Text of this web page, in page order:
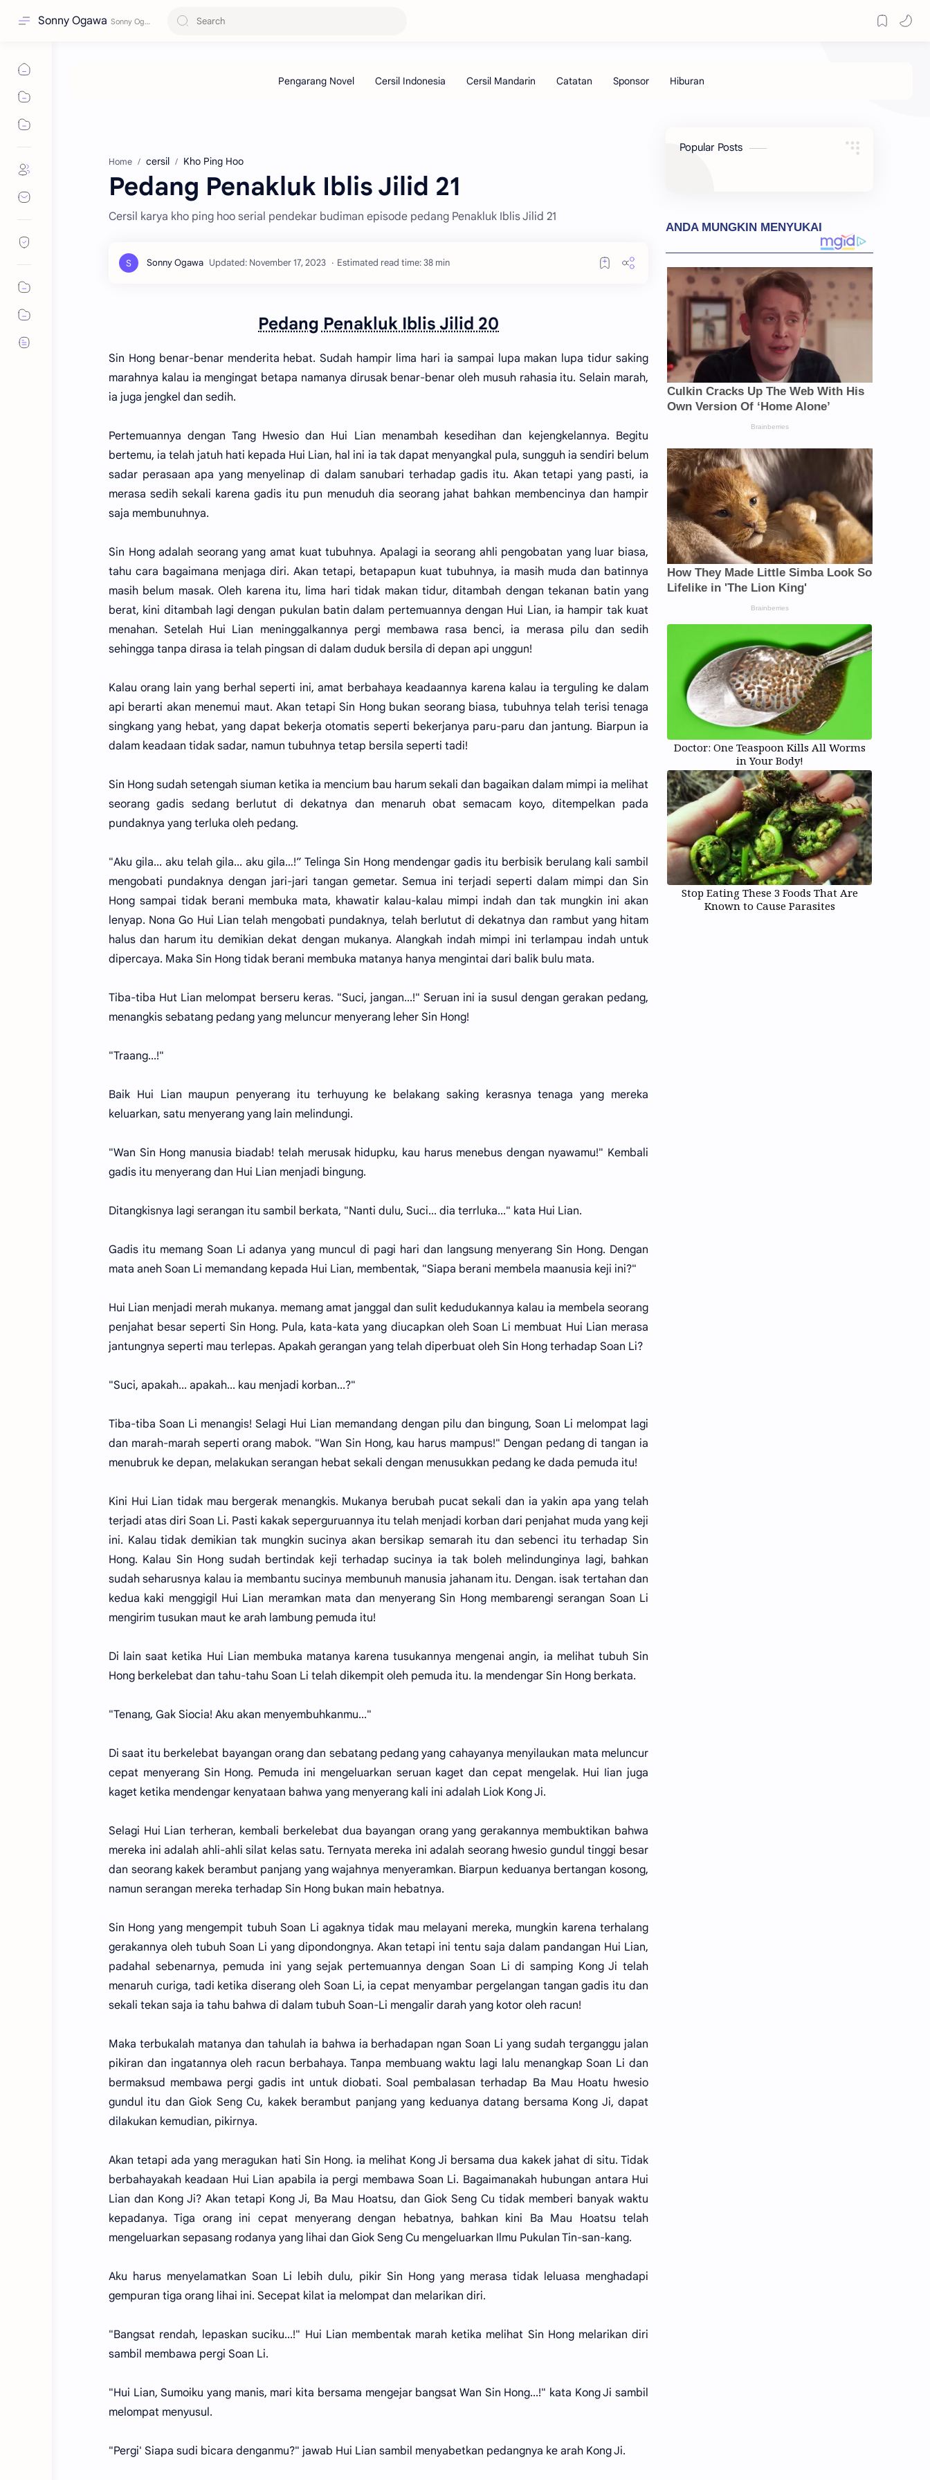
Sonny Ogawa
Home cersil Kho Ping Hoo
Pedang Penakluk Iblis Jilid 21
Cersil karya kho ping hoo serial pendekar budiman episode pedang Penakluk Iblis Jilid 21
Estimated read time: 38 min
Pedang Penakluk Iblis Jilid 20
Sin Hong benar-benar menderita hebat. Sudah hampir lima hari ia sampai lupa makan lupa tidur saking
marahnya kalau ia mengingat betapa namanya dirusak benar-benar oleh musuh rahasia itu. Selain marah,
ia juga jengkel dan sedih.
Pertemuannya dengan Tang Hwesio dan Hui Lian menambah kesedihan dan kejengkelannya. Begitu
bertemu, ia telah jatuh hati kepada Hui Lian, hal ini ia tak dapat menyangkal pula, sungguh ia sendiri belum
sadar perasaan apa yang menyelinap di dalam sanubari terhadap gadis itu. Akan tetapi yang pasti, ia
merasa sedih sekali karena gadis itu pun menuduh dia seorang jahat bahkan membencinya dan hampir
saja membunuhnya.
Sin Hong adalah seorang yang amat kuat tubuhnya. Apalagi ia seorang ahli pengobatan yang luar biasa,
tahu cara bagaimana menjaga diri. Akan tetapi, betapapun kuat tubuhnya, ia masih muda dan batinnya
masih belum masak. Oleh karena itu, lima hari tidak makan tidur, ditambah dengan tekanan batin yang
berat, kini ditambah lagi dengan pukulan batin dalam pertemuannya dengan Hui Lian, ia hampir tak kuat
menahan. Setelah Hui Lian meninggalkannya pergi membawa rasa benci, ia merasa pilu dan sedih
sehingga tanpa dirasa ia telah pingsan di dalam duduk bersila di depan api unggun!
Kalau orang lain yang berhal seperti ini, amat berbahaya keadaannya karena kalau ia terguling ke dalam
api berarti akan menemui maut. Akan tetapi Sin Hong bukan seorang biasa, tubuhnya telah terisi tenaga
singkang yang hebat, yang dapat bekerja otomatis seperti bekerjanya paru-paru dan jantung. Biarpun ia
dalam keadaan tidak sadar, namun tubuhnya tetap bersila seperti tadi!
Sin Hong sudah setengah siuman ketika ia mencium bau harum sekali dan bagaikan dalam mimpi ia melihat
seorang gadis sedang berlutut di dekatnya dan menaruh obat semacam koyo, ditempelkan pada
pundaknya yang terluka oleh pedang.
"Aku gila... aku telah gila... aku gila…!” Telinga Sin Hong mendengar gadis itu berbisik berulang kali sambil
mengobati pundaknya dengan jari-jari tangan gemetar. Semua ini terjadi seperti dalam mimpi dan Sin
Hong sampai tidak berani membuka mata, khawatir kalau-kalau mimpi indah dan tak mungkin ini akan
lenyap. Nona Go Hui Lian telah mengobati pundaknya, telah berlutut di dekatnya dan rambut yang hitam
halus dan harum itu demikian dekat dengan mukanya. Alangkah indah mimpi ini terlampau indah untuk
dipercaya. Maka Sin Hong tidak berani membuka matanya hanya mengintai dari balik bulu mata.
Tiba-tiba Hut Lian melompat berseru keras. "Suci, jangan...!" Seruan ini ia susul dengan gerakan pedang,
menangkis sebatang pedang yang meluncur menyerang leher Sin Hong!
"Traang...!"
Baik Hui Lian maupun penyerang itu terhuyung ke belakang saking kerasnya tenaga yang mereka
keluarkan, satu menyerang yang lain melindungi.
"Wan Sin Hong manusia biadab! telah merusak hidupku, kau harus menebus dengan nyawamu!" Kembali
gadis itu menyerang dan Hui Lian menjadi bingung.
Ditangkisnya lagi serangan itu sambil berkata, "Nanti dulu, Suci... dia terrluka..." kata Hui Lian.
Gadis itu memang Soan Li adanya yang muncul di pagi hari dan langsung menyerang Sin Hong. Dengan
mata aneh Soan Li memandang kepada Hui Lian, membentak, "Siapa berani membela maanusia keji ini?"
Hui Lian menjadi merah mukanya. memang amat janggal dan sulit kedudukannya kalau ia membela seorang
penjahat besar seperti Sin Hong. Pula, kata-kata yang diucapkan oleh Soan Li membuat Hui Lian merasa
jantungnya seperti mau terlepas. Apakah gerangan yang telah diperbuat oleh Sin Hong terhadap Soan Li?
"Suci, apakah... apakah... kau menjadi korban...?"
Tiba-tiba Soan Li menangis! Selagi Hui Lian memandang dengan pilu dan bingung, Soan Li melompat lagi
dan marah-marah seperti orang mabok. "Wan Sin Hong, kau harus mampus!" Dengan pedang di tangan ia
menubruk ke depan, melakukan serangan hebat sekali dengan menusukkan pedang ke dada pemuda itu!
Kini Hui Lian tidak mau bergerak menangkis. Mukanya berubah pucat sekali dan ia yakin apa yang telah
terjadi atas diri Soan Li. Pasti kakak seperguruannya itu telah menjadi korban dari penjahat muda yang keji
ini. Kalau tidak demikian tak mungkin sucinya akan bersikap semarah itu dan sebenci itu terhadap Sin
Hong. Kalau Sin Hong sudah bertindak keji terhadap sucinya ia tak boleh melindunginya lagi, bahkan
sudah seharusnya kalau ia membantu sucinya membunuh manusia jahanam itu. Dengan. isak tertahan dan
kedua kaki menggigil Hui Lian meramkan mata dan menyerang Sin Hong membarengi serangan Soan Li
mengirim tusukan maut ke arah lambung pemuda itu!
Di lain saat ketika Hui Lian membuka matanya karena tusukannya mengenai angin, ia melihat tubuh Sin
Hong berkelebat dan tahu-tahu Soan Li telah dikempit oleh pemuda itu. Ia mendengar Sin Hong berkata.
"Tenang, Gak Siocia! Aku akan menyembuhkanmu..."
Di saat itu berkelebat bayangan orang dan sebatang pedang yang cahayanya menyilaukan mata meluncur
cepat menyerang Sin Hong. Pemuda ini mengeluarkan seruan kaget dan cepat mengelak. Hui Iian juga
kaget ketika mendengar kenyataan bahwa yang menyerang kali ini adalah Liok Kong Ji.
Selagi Hui Lian terheran, kembali berkelebat dua bayangan orang yang gerakannya membuktikan bahwa
mereka ini adalah ahli-ahli silat kelas satu. Ternyata mereka ini adalah seorang hwesio gundul tinggi besar
dan seorang kakek berambut panjang yang wajahnya menyeramkan. Biarpun keduanya bertangan kosong,
namun serangan mereka terhadap Sin Hong bukan main hebatnya.
Sin Hong yang mengempit tubuh Soan Li agaknya tidak mau melayani mereka, mungkin karena terhalang
gerakannya oleh tubuh Soan Li yang dipondongnya. Akan tetapi ini tentu saja dalam pandangan Hui Lian,
padahal sebenarnya, pemuda ini yang sejak pertemuannya dengan Soan Li di samping Kong Ji telah
menaruh curiga, tadi ketika diserang oleh Soan Li, ia cepat menyambar pergelangan tangan gadis itu dan
sekali tekan saja ia tahu bahwa di dalam tubuh Soan-Li mengalir darah yang kotor oleh racun!
Maka terbukalah matanya dan tahulah ia bahwa ia berhadapan ngan Soan Li yang sudah terganggu jalan
pikiran dan ingatannya oleh racun berbahaya. Tanpa membuang waktu lagi lalu menangkap Soan Li dan
bermaksud membawa pergi gadis int untuk diobati. Soal pembalasan terhadap Ba Mau Hoatu hwesio
gundul itu dan Giok Seng Cu, kakek berambut panjang yang keduanya datang bersama Kong Ji, dapat
dilakukan kemudian, pikirnya.
Akan tetapi ada yang meragukan hati Sin Hong. ia melihat Kong Ji bersama dua kakek jahat di situ. Tidak
berbahayakah keadaan Hui Lian apabila ia pergi membawa Soan Li. Bagaimanakah hubungan antara Hui
Lian dan Kong Ji? Akan tetapi Kong Ji, Ba Mau Hoatsu, dan Giok Seng Cu tidak memberi banyak waktu
kepadanya. Tiga orang ini cepat menyerang dengan hebatnya, bahkan kini Ba Mau Hoatsu telah
mengeluarkan sepasang rodanya yang lihai dan Giok Seng Cu mengeluarkan Ilmu Pukulan Tin-san-kang.
Aku harus menyelamatkan Soan Li lebih dulu, pikir Sin Hong yang merasa tidak leluasa menghadapi
gempuran tiga orang lihai ini. Secepat kilat ia melompat dan melarikan diri.
"Bangsat rendah, lepaskan suciku...!" Hui Lian membentak marah ketika melihat Sin Hong melarikan diri
sambil membawa pergi Soan Li.
"Hui Lian, Sumoiku yang manis, mari kita bersama mengejar bangsat Wan Sin Hong...!" kata Kong Ji sambil
melompat menyusul.
"Pergi' Siapa sudi bicara denganmu?" jawab Hui Lian sambil menyabetkan pedangnya ke arah Kong Ji.
Popular Posts
Doctor: One Teaspoon Kills All Worms
in Your Body!
Stop Eating These 3 Foods That Are
Known to Cause Parasites